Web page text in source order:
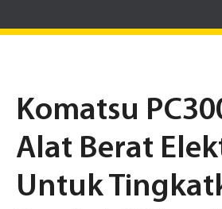
Komatsu
Alat Berat
Untuk